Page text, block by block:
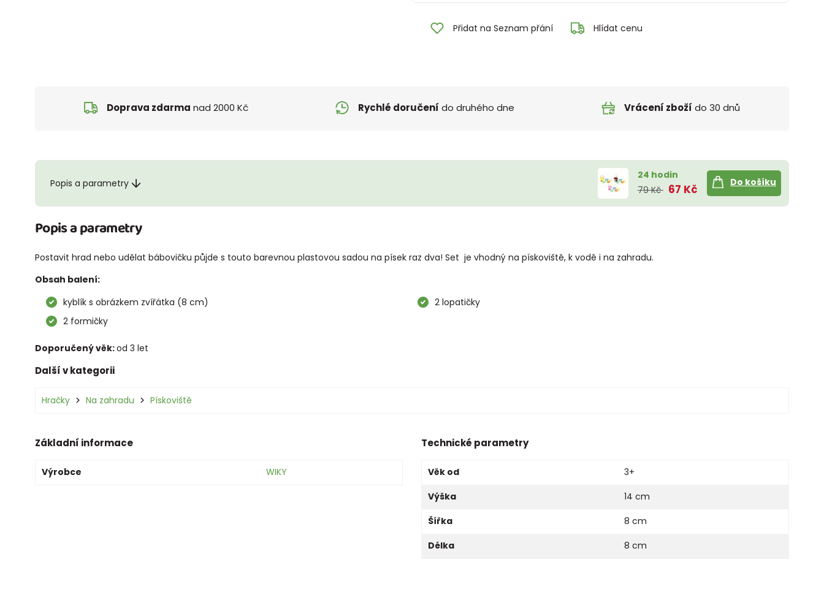
Přidat na Seznam přání Hlídat cenu
Doprava zdarma nad 2000 Kč Rychlé doručení do druhého dne Vrácení zboží do 30 dnů
Popis a parametry
24 hodin
79 Kč 67 Kč
Do košíku
Popis a parametry
Postavit hrad nebo udělat bábovičku půjde s touto barevnou plastovou sadou na písek raz dva! Set je vhodný na pískoviště, k vodě i na zahradu.
Obsah balení:
kyblík s obrázkem zvířátka (8 cm)
2 lopatičky
2 formičky
Doporučený věk:od 3 let
Další v kategorii
Hračky Na zahradu Pískoviště
Základní informace
Výrobce WIKY
Technické parametry
Věk od
3+
Výška
14 cm
Šířka
8 cm
Délka
8 cm